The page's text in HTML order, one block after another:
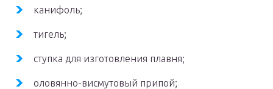
канифоль;
тигель;
ступка для изготовления плавня;
оловянно-висмутовый припой;